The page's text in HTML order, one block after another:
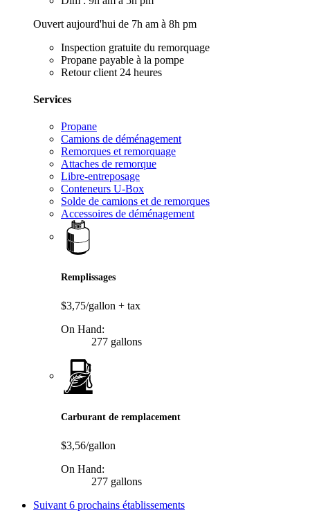
Ouvert aujourd'hui de 7h am à 8h pm
Inspection gratuite du remorquage
Propane payable à la pompe
Retour client 24 heures
Services
Propane
Camions de déménagement
Remorques et remorquage
Attaches de remorque
Libre-entreposage
Conteneurs U-Box
Solde de camions et de remorques
Accessoires de déménagement
Remplissages
$3,75/gallon + tax
On Hand:
277 gallons
Carburant de remplacement
$3,56/gallon
On Hand:
277 gallons
Suivant 6 prochains établissements